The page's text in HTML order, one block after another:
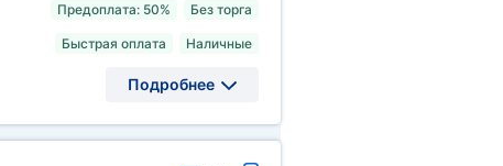
Предоплата: 50%
Без торга
Быстрая оплата Наличные
Подробнее